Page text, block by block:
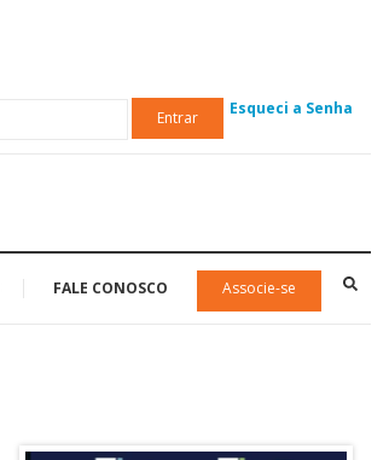
Entrar Esqueci a Senha
FALE CONOSCO Associe-se